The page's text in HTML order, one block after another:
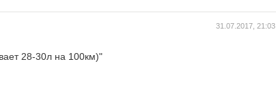
31.07.2017, 21:03
28-30л на 100км)"